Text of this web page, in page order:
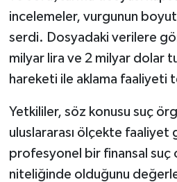
incelemeler, vurgunun
serdi. Dosyadaki verilere
milyar lira ve 2 milyar dolar
hareketi ile aklama faaliyeti
Yetkililer, söz konusu suç
uluslararası ölçekte faaliyet
profesyonel bir finansal suç
niteliğinde olduğunu